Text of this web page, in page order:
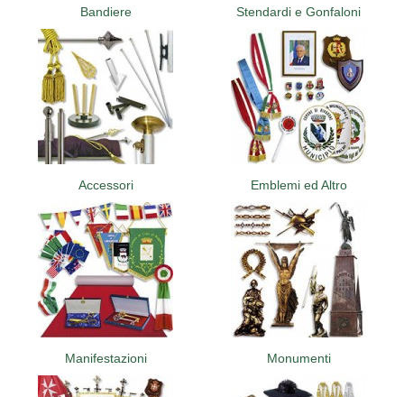
STORICHE
STENDARDI E GONFALONI
ACCESSORI
EMBLEMI ED ALTRO
MANIFESTAZIONI
MONUMENTI
ORDINI EQUESTRI
TOGHE ED ACCESSORI
CONTATTACI
Bandiere Stendardi e Gonfaloni
Accessori Emblemi ed Altro
Manifestazioni Monumenti